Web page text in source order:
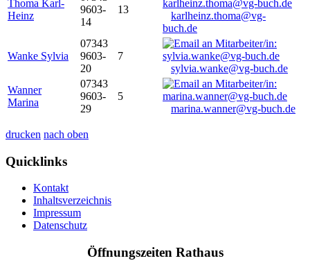
Thoma Karl-
Heinz
9603-
14
13
karlheinz.thoma@vg-
buch.de
Wanke Sylvia
07343
9603-
20
7
sylvia.wanke@vg-buch.de
Wanner
Marina
07343
9603-
29
5
marina.wanner@vg-buch.de
drucken nach oben
Quicklinks
Kontakt
Inhaltsverzeichnis
Impressum
Datenschutz
Öffnungszeiten Rathaus